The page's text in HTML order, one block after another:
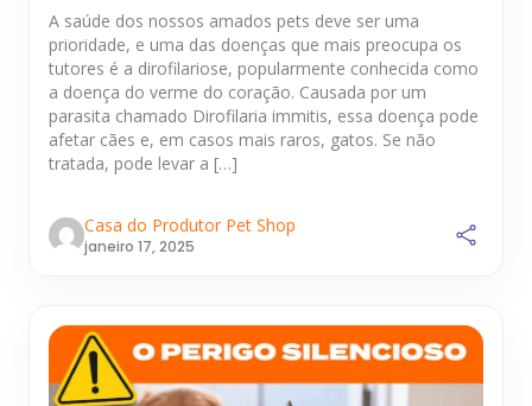
A saúde dos nossos amados pets deve ser uma
prioridade, e uma das doenças que mais preocupa os
tutores é a dirofilariose, popularmente conhecida como
a doença do verme do coração. Causada por um
parasita chamado Dirofilaria immitis, essa doença pode
afetar cães e, em casos mais raros, gatos. Se não
tratada, pode levar a […]
Casa do Produtor Pet Shop
janeiro 17, 2025